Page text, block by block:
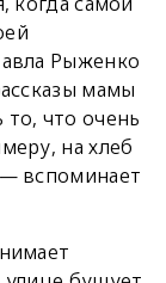
Рыженко
мамы
что очень
на хлеб
вспоминает